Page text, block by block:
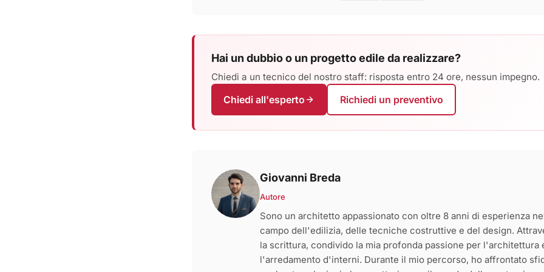
Hai un dubbio o un progetto edile da realizzare?
Chiedi a un tecnico del nostro staff: risposta entro 24 ore, nessun impegno.
Chiedi all'esperto Richiedi un preventivo
Giovanni Breda
Autore
Sono un architetto appassionato con oltre 8 anni di esperienza
campo dell'edilizia, delle tecniche costruttive e del design.
la scrittura, condivido la mia profonda passione per l'architettura
l'arredamento d'interni. Durante il mio percorso, ho affrontato